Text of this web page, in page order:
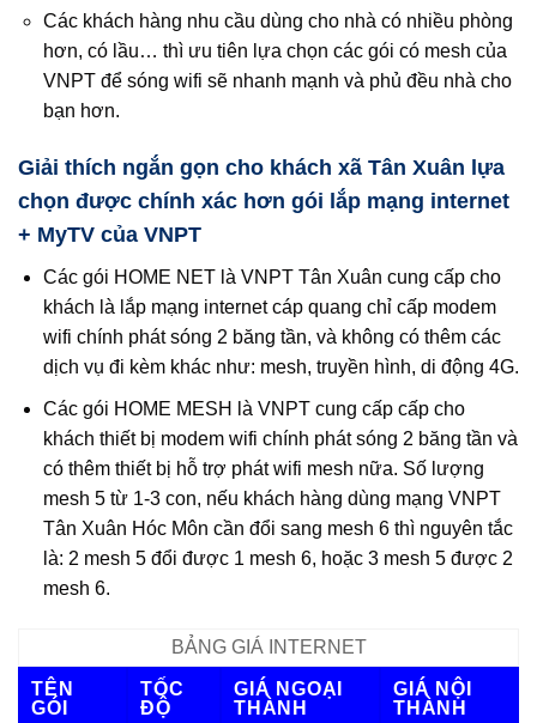
Các khách hàng nhu cầu dùng cho nhà có nhiều phòng
hơn, có lầu… thì ưu tiên lựa chọn các gói có mesh của
VNPT để sóng wifi sẽ nhanh mạnh và phủ đều nhà cho
bạn hơn.
Giải thích ngắn gọn cho khách xã Tân Xuân lựa
chọn được chính xác hơn gói lắp mạng internet
+ MyTV của VNPT
Các gói HOME NET là VNPT Tân Xuân cung cấp cho
khách là lắp mạng internet cáp quang chỉ cấp modem
wifi chính phát sóng 2 băng tần, và không có thêm các
dịch vụ đi kèm khác như: mesh, truyền hình, di động 4G.
Các gói HOME MESH là VNPT cung cấp cấp cho
khách thiết bị modem wifi chính phát sóng 2 băng tần và
có thêm thiết bị hỗ trợ phát wifi mesh nữa. Số lượng
mesh 5 từ 1-3 con, nếu khách hàng dùng mạng VNPT
Tân Xuân Hóc Môn cần đổi sang mesh 6 thì nguyên tắc
là: 2 mesh 5 đổi được 1 mesh 6, hoặc 3 mesh 5 được 2
mesh 6.
BẢNG GIÁ INTERNET
TÊN
GÓI
TỐC
ĐỘ
GIÁ NGOẠI
THÀNH
GIÁ NỘI
THÀNH